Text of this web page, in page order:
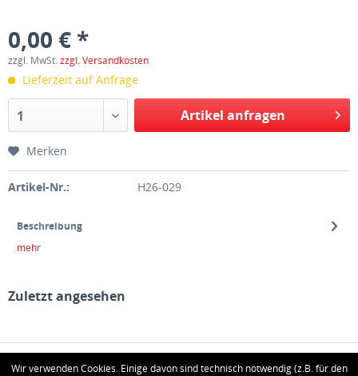
0,00 € *
zzgl. MwSt.zzgl. Versandkosten
Lieferzeit auf Anfrage
1 Artikel anfragen
Merken
Artikel-Nr.: H26-029
Beschreibung
mehr
Zuletzt angesehen
Wir verwenden Cookies. Einige davon sind technisch notwendig (z.B. für den